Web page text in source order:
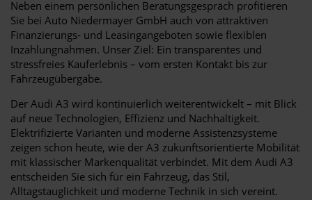
Neben einem persönlichen Beratungsgespräch profitieren
Sie bei Auto Niedermayer GmbH auch von attraktiven
Finanzierungs- und Leasingangeboten sowie flexiblen
Inzahlungnahmen. Unser Ziel: Ein transparentes und
stressfreies Kauferlebnis – vom ersten Kontakt bis zur
Fahrzeugübergabe.
Der Audi A3 wird kontinuierlich weiterentwickelt – mit Blick
auf neue Technologien, Effizienz und Nachhaltigkeit.
Elektrifizierte Varianten und moderne Assistenzsysteme
zeigen schon heute, wie der A3 zukunftsorientierte Mobilität
mit klassischer Markenqualität verbindet. Mit dem Audi A3
entscheiden Sie sich für ein Fahrzeug, das Stil,
Alltagstauglichkeit und moderne Technik in sich vereint.